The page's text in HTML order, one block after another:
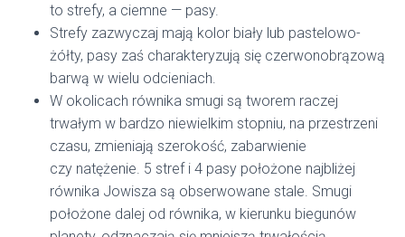
to strefy, a ciemne — pasy.
Strefy zazwyczaj mają kolor biały lub pastelowo-
żółty, pasy zaś charakteryzują się czerwonobrązową
barwą w wielu odcieniach.
W okolicach równika smugi są tworem raczej
trwałym w bardzo niewielkim stopniu, na przestrzeni
czasu, zmieniają szerokość, zabarwienie
czy natężenie. 5 stref i 4 pasy położone najbliżej
równika Jowisza są obserwowane stale. Smugi
położone dalej od równika, w kierunku biegunów